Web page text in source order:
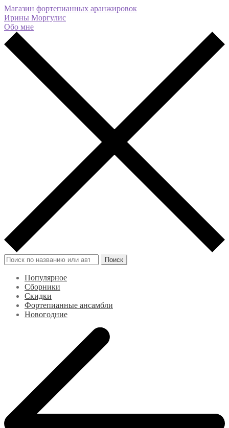
Магазин фортепианных аранжировок
Ирины Моргулис
Обо мне
Искать: Поиск
Популярное
Сборники
Скидки
Фортепианные ансамбли
Новогодние